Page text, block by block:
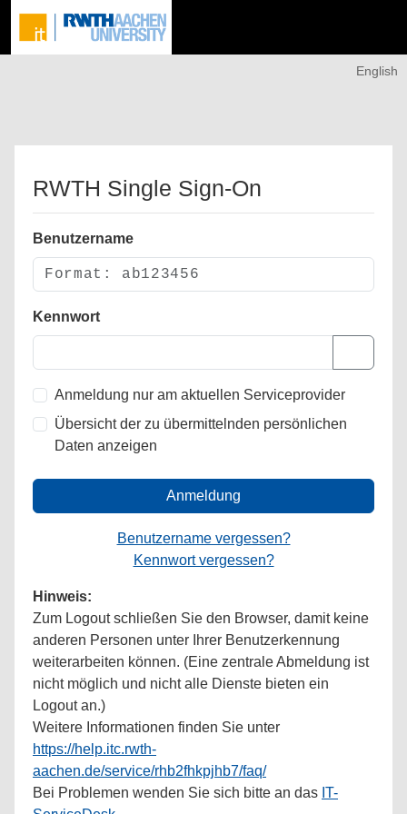
English
RWTH Single Sign-On
Benutzername
Kennwort
Anmeldung nur am aktuellen Serviceprovider
Übersicht der zu übermittelnden persönlichen
Daten anzeigen
Anmeldung
Benutzername vergessen?
Kennwort vergessen?
Hinweis:
Zum Logout schließen Sie den Browser, damit keine
anderen Personen unter Ihrer Benutzerkennung
weiterarbeiten können. (Eine zentrale Abmeldung ist
nicht möglich und nicht alle Dienste bieten ein
Logout an.)
Weitere Informationen finden Sie unter
https://help.itc.rwth-
aachen.de/service/rhb2fhkpjhb7/faq/
Bei Problemen wenden Sie sich bitte an das IT-